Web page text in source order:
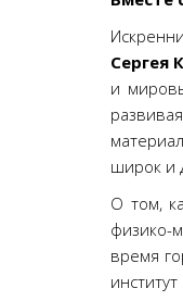
Сергея
и
широк и
О том,
физико-
время